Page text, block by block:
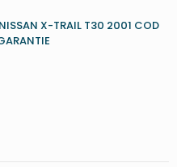
X-TRAIL T30 2001 COD